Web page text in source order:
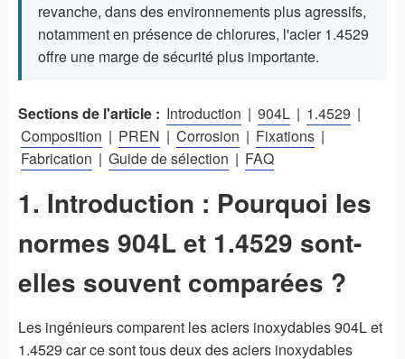
revanche, dans des environnements plus agressifs,
notamment en présence de chlorures, l'acier 1.4529
offre une marge de sécurité plus importante.
Sections de l'article : Introduction | 904L | 1.4529 |
Composition | PREN | Corrosion | Fixations |
Fabrication | Guide de sélection | FAQ
1. Introduction : Pourquoi les
normes 904L et 1.4529 sont-
elles souvent comparées ?
Les ingénieurs comparent les aciers inoxydables 904L et
1.4529 car ce sont tous deux des aciers inoxydables